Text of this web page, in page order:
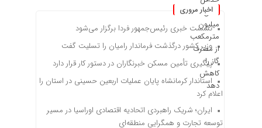
اخبار مروری
نشست خبری رئیس‌جمهور فردا برگزار می‌شود
وزیر کشور درگذشت فرماندار رامیان را تسلیت گفت
پیگیری تأمین مسکن خبرنگاران در دستور کار قرار دارد
استاندار کرمانشاه پایان عملیات اربعین حسینی در استان را
اعلام کرد
ایران؛ شریک راهبردی اتحادیه اقتصادی اوراسیا در مسیر
توسعه تجارت و همگرایی منطقه‌ای